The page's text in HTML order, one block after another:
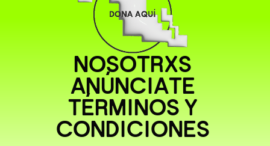
NOSOTRXS
ANÚNCIATE
TÉRMINOS Y
CONDICIONES